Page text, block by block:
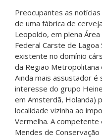
Preocupantes as
de uma fábrica de
Leopoldo, em plena
Federal Carste de Lagoa
existente no domínio
da Região
Ainda mais assustador é
interesse do grupo
em Amsterdã, Holanda)
localidade vizinha ao
Vermelha. A
Mendes de